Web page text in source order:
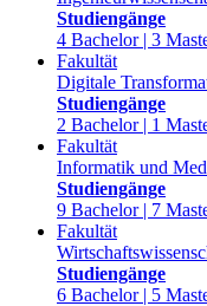
Studiengänge
4 Bachelor | 3
Fakultät
Digitale
Studiengänge
2 Bachelor | 1
Fakultät
Informatik und
Studiengänge
9 Bachelor | 7
Fakultät
Studiengänge
6 Bachelor | 5